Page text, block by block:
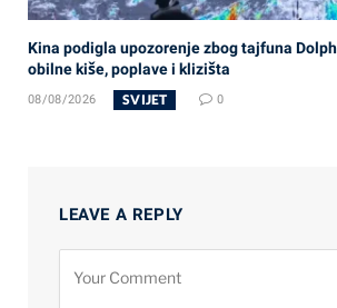
Kina podigla upozorenje zbog tajfuna
obilne kiše, poplave i klizišta
08/08/2026 SVIJET 0
LEAVE A REPLY